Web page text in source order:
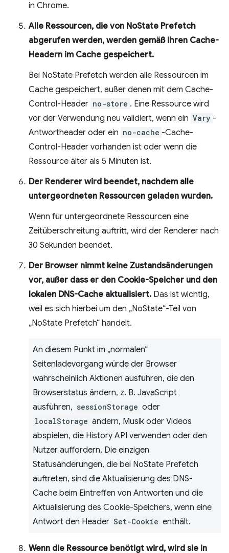
in Chrome.
Alle Ressourcen, die von NoState Prefetch
abgerufen werden, werden gemäß ihren Cache-
Headern im Cache gespeichert.
Bei NoState Prefetch werden alle Ressourcen im
Cache gespeichert, außer denen mit dem Cache-
Control-Header no-store . Eine Ressource wird
vor der Verwendung neu validiert, wenn ein Vary -
Antwortheader oder ein no-cache -Cache-
Control-Header vorhanden ist oder wenn die
Ressource älter als 5 Minuten ist.
Der Renderer wird beendet, nachdem alle
untergeordneten Ressourcen geladen wurden.
Wenn für untergeordnete Ressourcen eine
Zeitüberschreitung auftritt, wird der Renderer nach
30 Sekunden beendet.
Der Browser nimmt keine Zustandsänderungen
vor, außer dass er den Cookie-Speicher und den
lokalen DNS-Cache aktualisiert. Das ist wichtig,
weil es sich hierbei um den „NoState“-Teil von
„NoState Prefetch“ handelt.
An diesem Punkt im „normalen“
Seitenladevorgang würde der Browser
wahrscheinlich Aktionen ausführen, die den
Browserstatus ändern, z. B. JavaScript
ausführen, sessionStorage oder
localStorage ändern, Musik oder Videos
abspielen, die History API verwenden oder den
Nutzer auffordern. Die einzigen
Statusänderungen, die bei NoState Prefetch
auftreten, sind die Aktualisierung des DNS-
Cache beim Eintreffen von Antworten und die
Aktualisierung des Cookie-Speichers, wenn eine
Antwort den Header Set-Cookie enthält.
Wenn die Ressource benötigt wird, wird sie in